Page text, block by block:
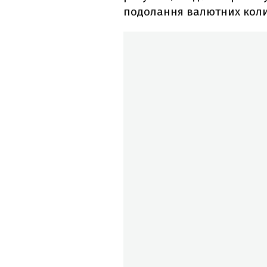
подолання валютних